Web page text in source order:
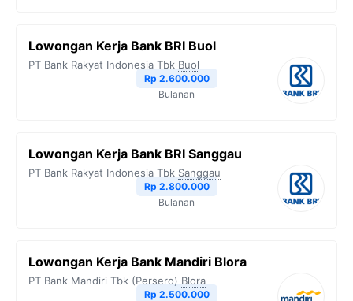
Lowongan Kerja Bank BRI Buol
PT Bank Rakyat Indonesia Tbk Buol
Rp 2.600.000
Bulanan
Lowongan Kerja Bank BRI Sanggau
PT Bank Rakyat Indonesia Tbk Sanggau
Rp 2.800.000
Bulanan
Lowongan Kerja Bank Mandiri Blora
PT Bank Mandiri Tbk (Persero) Blora
Rp 2.500.000